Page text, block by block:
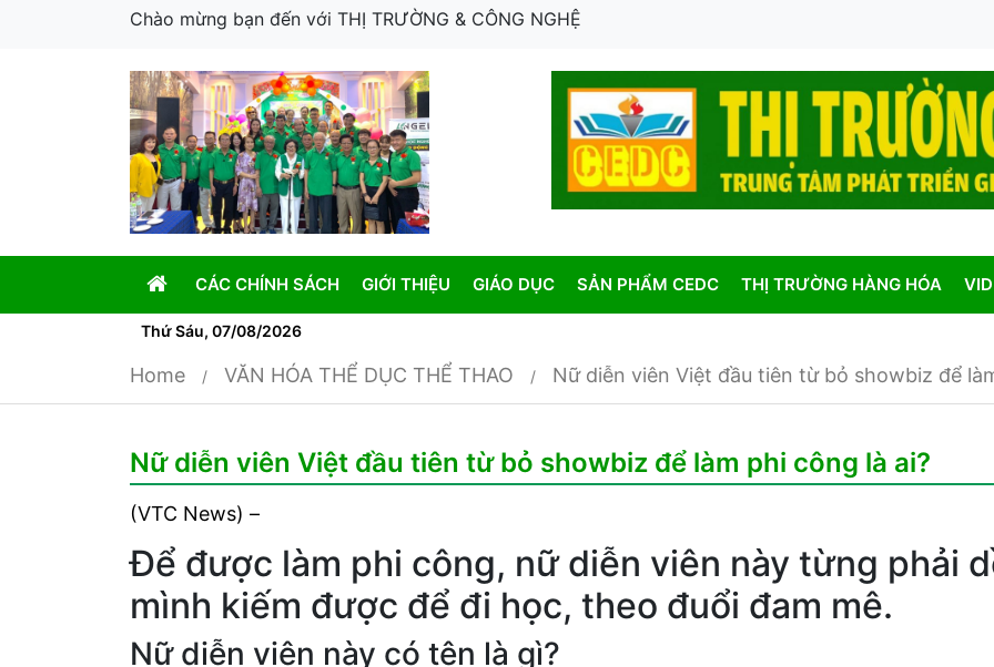
Chào mừng bạn đến với THỊ TRƯỜNG & CÔNG NGHỆ
CÁC CHÍNH SÁCH GIỚI THIỆU GIÁO DỤC SẢN PHẨM CEDC THỊ TRƯỜNG HÀNG HÓA
Thứ Sáu, 07/08/2026
Home VĂN HÓA THỂ DỤC THỂ THAO Nữ diễn viên Việt đầu tiên từ bỏ showbiz để
Nữ diễn viên Việt đầu tiên từ bỏ showbiz để làm phi công là ai?
(VTC News) –
Để được làm phi công, nữ diễn viên này từng phải
mình kiếm được để đi học, theo đuổi đam mê.
Nữ diễn viên này có tên là gì?